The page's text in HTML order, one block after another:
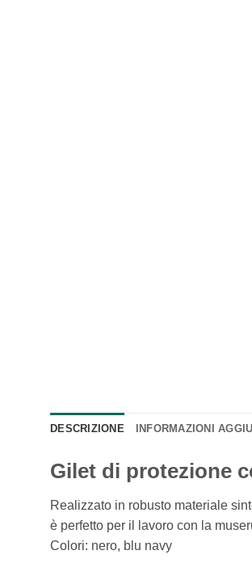
DESCRIZIONE INFORMAZIONI
Gilet di protezione
Realizzato in robusto materiale
è perfetto per il lavoro con la
Colori: nero, blu navy